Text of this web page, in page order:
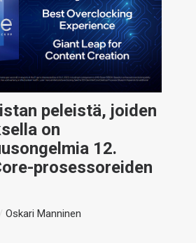
peleistä, joiden
on
12.
prosessoreiden
/Oskari Manninen